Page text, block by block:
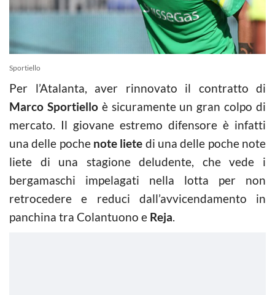
Sportiello
Per l’Atalanta, aver rinnovato il contratto di
Marco Sportielloè sicuramente un gran colpo di
mercato. Il giovane estremo difensore è infatti
una delle poche note liete di una delle poche note
liete di una stagione deludente, che vede i
bergamaschi impelagati nella lotta per non
retrocedere e reduci dall’avvicendamento in
panchina tra Colantuono e Reja.